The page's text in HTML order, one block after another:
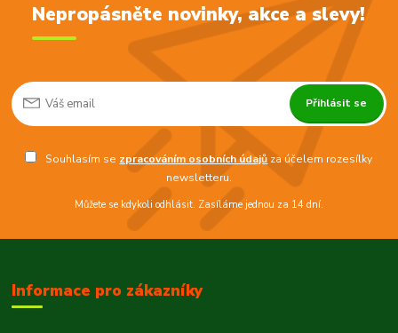
Nepropásněte novinky, akce a slevy!
Přihlásit se
Souhlasím se zpracováním osobních údajů za účelem rozesílky
newsletteru.
Můžete se kdykoli odhlásit. Zasíláme jednou za 14 dní.
Informace pro zákazníky